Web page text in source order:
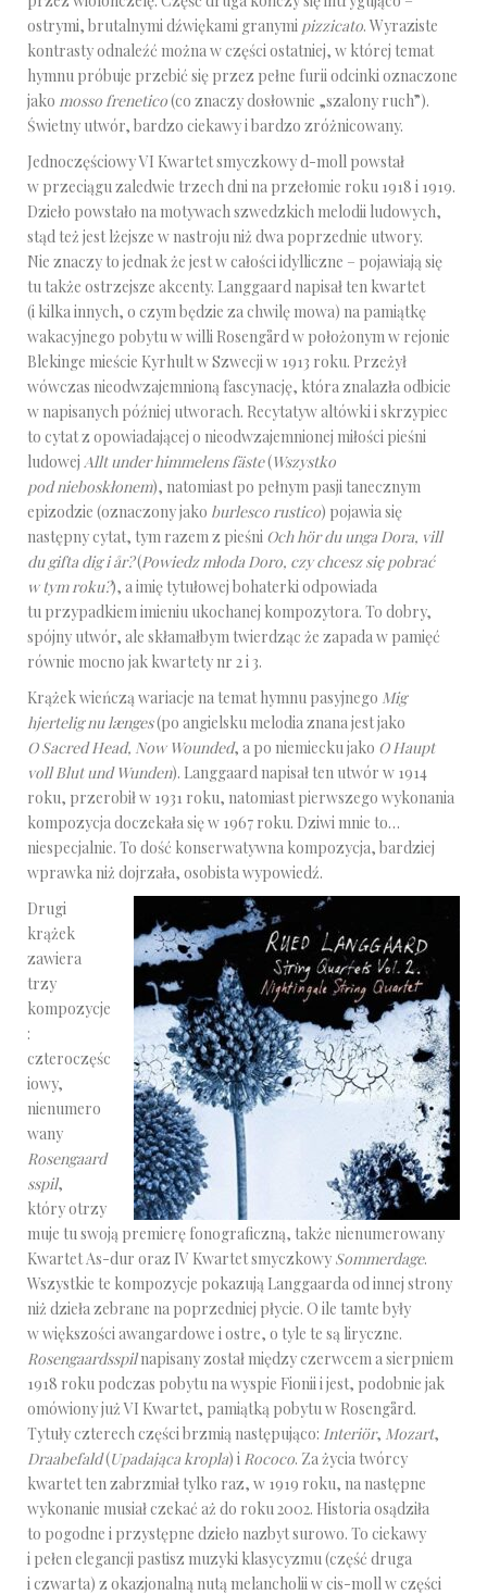
ostrymi, brutalnymi dźwiękami granymi pizzicato. Wyraziste
kontrasty odnaleźć można w części ostatniej, w której temat
hymnu próbuje przebić się przez pełne furii odcinki oznaczone
jako mosso frenetico(co znaczy dosłownie „szalony ruch”).
Świetny utwór, bardzo ciekawy i bardzo zróżnicowany.
Jednoczęściowy VI Kwartet smyczkowy d-moll powstał
w przeciągu zaledwie trzech dni na przełomie roku 1918 i 1919.
Dzieło powstało na motywach szwedzkich melodii ludowych,
stąd też jest lżejsze w nastroju niż dwa poprzednie utwory.
Nie znaczy to jednak że jest w całości idylliczne – pojawiają się
tu także ostrzejsze akcenty. Langgaard napisał ten kwartet
(i kilka innych, o czym będzie za chwilę mowa) na pamiątkę
wakacyjnego pobytu w willi Rosengård w położonym w rejonie
Blekinge mieście Kyrhult w Szwecji w 1913 roku. Przeżył
wówczas nieodwzajemnioną fascynację, która znalazła odbicie
w napisanych później utworach. Recytatyw altówki i skrzypiec
to cytat z opowiadającej o nieodwzajemnionej miłości pieśni
ludowej Allt under himmelens fäste(Wszystko
pod nieboskłonem), natomiast po pełnym pasji tanecznym
epizodzie (oznaczony jako burlesco rustico) pojawia się
następny cytat, tym razem z pieśni Och hör du unga Dora, vill
du gifta dig i år?(Powiedz młoda Doro, czy chcesz się pobrać
w tym roku?), a imię tytułowej bohaterki odpowiada
tu przypadkiem imieniu ukochanej kompozytora. To dobry,
spójny utwór, ale skłamałbym twierdząc że zapada w pamięć
równie mocno jak kwartety nr 2 i 3.
Krążek wieńczą wariacje na temat hymnu pasyjnego Mig
hjertelig nu længes(po angielsku melodia znana jest jako
O Sacred Head, Now Wounded, a po niemiecku jako O Haupt
voll Blut und Wunden). Langgaard napisał ten utwór w 1914
roku, przerobił w 1931 roku, natomiast pierwszego wykonania
kompozycja doczekała się w 1967 roku. Dziwi mnie to…
niespecjalnie. To dość konserwatywna kompozycja, bardziej
wprawka niż dojrzała, osobista wypowiedź.
Drugi
krążek
zawiera
trzy
kompozycje
:
czteroczęśc
iowy,
nienumero
wany
Rosengaard
sspil,
który otrzy
muje tu swoją premierę fonograficzną, także nienumerowany
Kwartet As-dur oraz IV Kwartet smyczkowy Sommerdage.
Wszystkie te kompozycje pokazują Langgaarda od innej strony
niż dzieła zebrane na poprzedniej płycie. O ile tamte były
w większości awangardowe i ostre, o tyle te są liryczne.
Rosengaardsspilnapisany został między czerwcem a sierpniem
1918 roku podczas pobytu na wyspie Fionii i jest, podobnie jak
omówiony już VI Kwartet, pamiątką pobytu w Rosengård.
Tytuły czterech części brzmią następująco: Interiör, Mozart,
Draabefald(Upadająca kropla) i Rococo. Za życia twórcy
kwartet ten zabrzmiał tylko raz, w 1919 roku, na następne
wykonanie musiał czekać aż do roku 2002. Historia osądziła
to pogodne i przystępne dzieło nazbyt surowo. To ciekawy
i pełen elegancji pastisz muzyki klasycyzmu (część druga
i czwarta) z okazjonalną nutą melancholii w cis-moll w części